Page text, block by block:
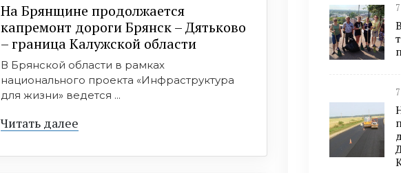
На Брянщине продолжается
капремонт дороги Брянск – Дятьково
– граница Калужской области
В Брянской области в рамках
национального проекта «Инфраструктура
для жизни» ведется ...
Читать далее